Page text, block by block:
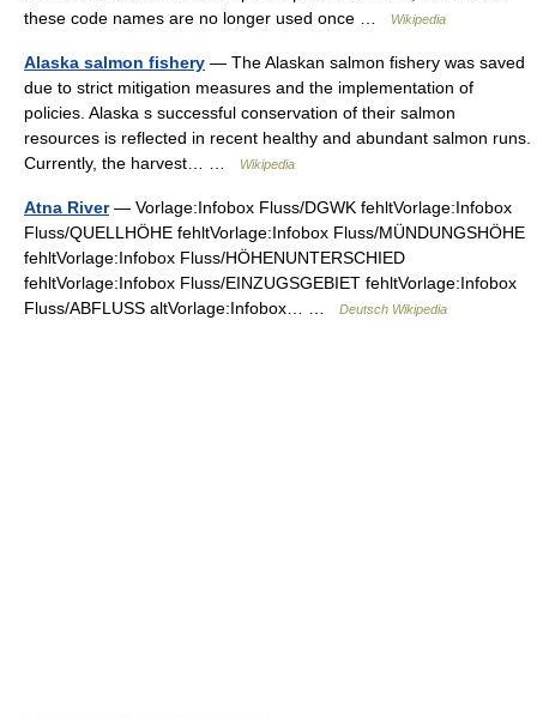
these code names are no longer used once …
Wikipedia
Alaska salmon fishery — The Alaskan salmon fishery was saved
due to strict mitigation measures and the implementation of
policies. Alaska s successful conservation of their salmon
resources is reflected in recent healthy and abundant salmon runs.
Currently, the harvest… …
Wikipedia
Atna River— Vorlage:Infobox Fluss/DGWK fehltVorlage:Infobox
Fluss/QUELLHÖHE fehltVorlage:Infobox Fluss/MÜNDUNGSHÖHE
fehltVorlage:Infobox Fluss/HÖHENUNTERSCHIED
fehltVorlage:Infobox Fluss/EINZUGSGEBIET fehltVorlage:Infobox
Fluss/ABFLUSS altVorlage:Infobox… …
Deutsch Wikipedia